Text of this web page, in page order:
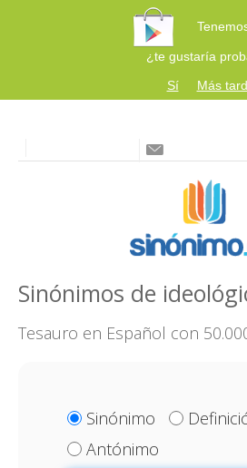
Tenemos
¿te gustaría
Sí
Más
Sinónimos de
Tesauro en Español con
Sinónimo
Antónimo